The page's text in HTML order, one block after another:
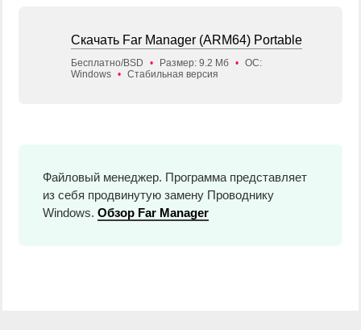
Скачать Far Manager (ARM64) Portable
Бесплатно/BSD • Размер: 9.2 Мб • ОС:
Windows • Стабильная версия
Файловый менеджер. Программа представляет
из себя продвинутую замену Проводнику
Windows. Обзор Far Manager